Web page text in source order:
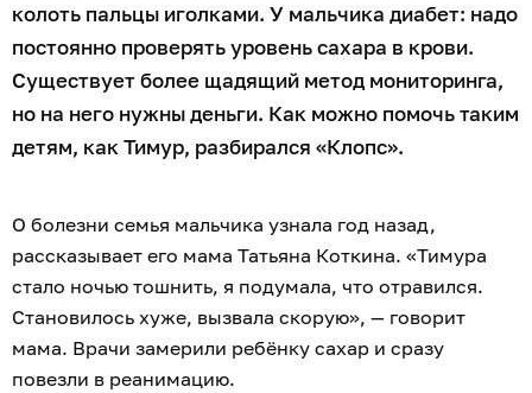
колоть пальцы иголками. У мальчика диабет: надо
постоянно проверять уровень сахара в крови.
Существует более щадящий метод мониторинга,
но на него нужны деньги. Как можно помочь таким
детям, как Тимур, разбирался «Клопс».
О болезни семья мальчика узнала год назад,
рассказывает его мама Татьяна Коткина. «Тимура
стало ночью тошнить, я подумала, что отравился.
Становилось хуже, вызвала скорую», — говорит
мама. Врачи замерили ребёнку сахар и сразу
повезли в реанимацию.